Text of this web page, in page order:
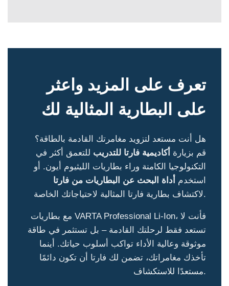
تعرف على المزيد واعثر
على البطارية المثالية لك
هل أنت مستعد لتزويد مغامرتك القادمة بالطاقة؟
قم بزيارة أكاديمية فارتا للتدريب للتعمق أكثر في
التكنولوجيا الكامنة وراء بطاريات الليثيوم أيون. أو
استخدم أداة البحث عن البطاريات من فارتا
لاكتشاف بطارية فارتا المثالية لاحتياجاتك الخاصة.
مع بطاريات VARTA Professional Li-Ion، فأنت لا
تستعد فقط لرحلتك القادمة – بل تستثمر في طاقة
موثوقة وعالية الأداء تواكب أسلوب حياتك. أينما
تأخذك مغامراتك، تضمن لك فارتا أن تكون دائمًا
مستعدًا للاستكشاف.